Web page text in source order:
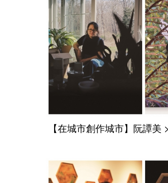
【在城市創作城市】阮譚美